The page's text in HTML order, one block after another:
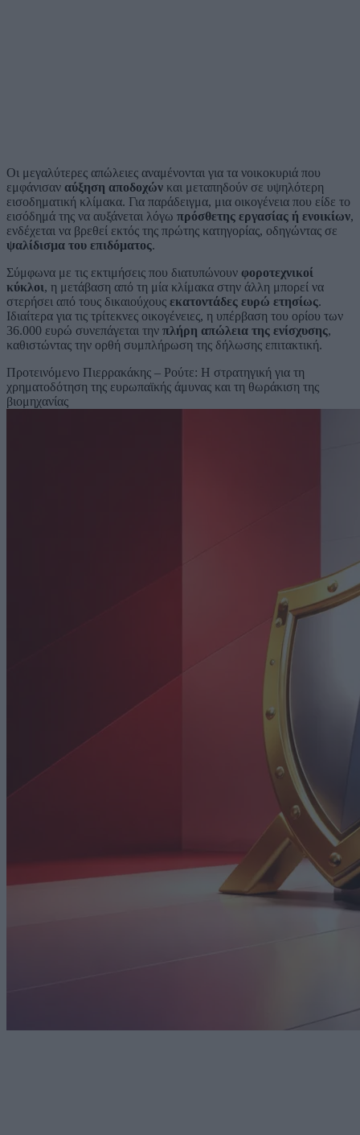
Οι μεγαλύτερες απώλειες αναμένονται για τα νοικοκυριά που
εμφάνισαν αύξηση αποδοχών και μεταπηδούν σε υψηλότερη
εισοδηματική κλίμακα. Για παράδειγμα, μια οικογένεια που είδε το
εισόδημά της να αυξάνεται λόγω πρόσθετης εργασίας ή ενοικίων,
ενδέχεται να βρεθεί εκτός της πρώτης κατηγορίας, οδηγώντας σε
ψαλίδισμα του επιδόματος.
Σύμφωνα με τις εκτιμήσεις που διατυπώνουν φοροτεχνικοί
κύκλοι, η μετάβαση από τη μία κλίμακα στην άλλη μπορεί να
στερήσει από τους δικαιούχους εκατοντάδες ευρώ ετησίως.
Ιδιαίτερα για τις τρίτεκνες οικογένειες, η υπέρβαση του ορίου των
36.000 ευρώ συνεπάγεται την πλήρη απώλεια της ενίσχυσης,
καθιστώντας την ορθή συμπλήρωση της δήλωσης επιτακτική.
Προτεινόμενο Πιερρακάκης – Ρούτε: Η στρατηγική για τη
χρηματοδότηση της ευρωπαϊκής άμυνας και τη θωράκιση της
βιομηχανίας